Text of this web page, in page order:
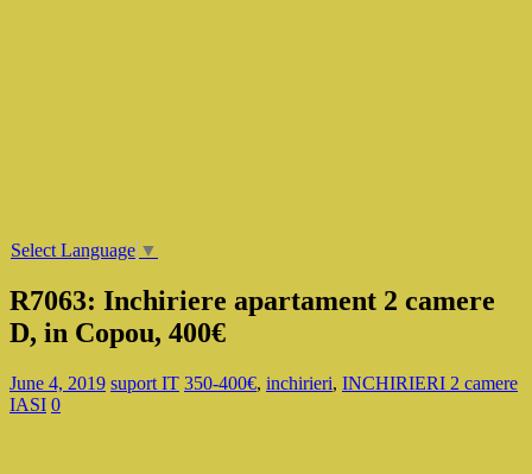
Select Language ▼
R7063: Inchiriere apartament 2 camere
D, in Copou, 400€
June 4, 2019 suport IT 350-400€, inchirieri, INCHIRIERI 2 camere
IASI 0